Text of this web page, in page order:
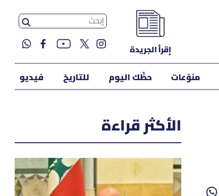
إقرأ الجريدة
منوّعات حظّك اليوم للتاريخ فيديو
الأكثر قراءة